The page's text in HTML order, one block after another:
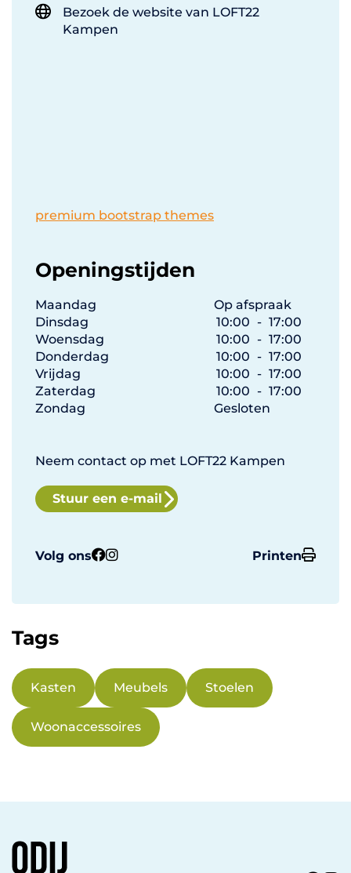
Bezoek de website van LOFT22
Kampen
premium bootstrap themes
Openingstijden
Maandag
Op afspraak
Dinsdag
10:00 - 17:00
Woensdag
10:00 - 17:00
Donderdag
10:00 - 17:00
Vrijdag
10:00 - 17:00
Zaterdag
10:00 - 17:00
Zondag
Gesloten
Neem contact op met LOFT22 Kampen
Stuur een e-mail
Volg ons Printen
Tags
Kasten Meubels Stoelen
Woonaccessoires